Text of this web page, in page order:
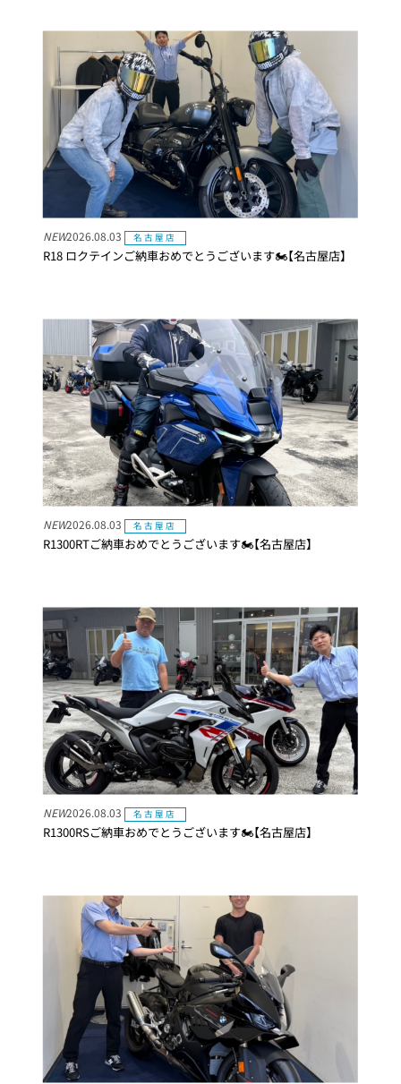
R18 ロクテインご納車おめでとうございます🏍【名古屋店】
NEW2026.08.03 名古屋店
R1300RTご納車おめでとうございます🏍【名古屋店】
NEW2026.08.03 名古屋店
R1300RSご納車おめでとうございます🏍【名古屋店】
NEW2026.08.03 名古屋店